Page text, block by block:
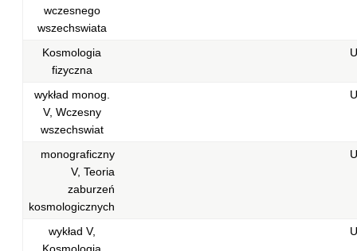
wczesnego
wszechswiata
Kosmologia
fizyczna
wykład monog.
V, Wczesny
wszechswiat
monograficzny
V, Teoria
zaburzeń
kosmologicznych
wykład V,
Kosmologia